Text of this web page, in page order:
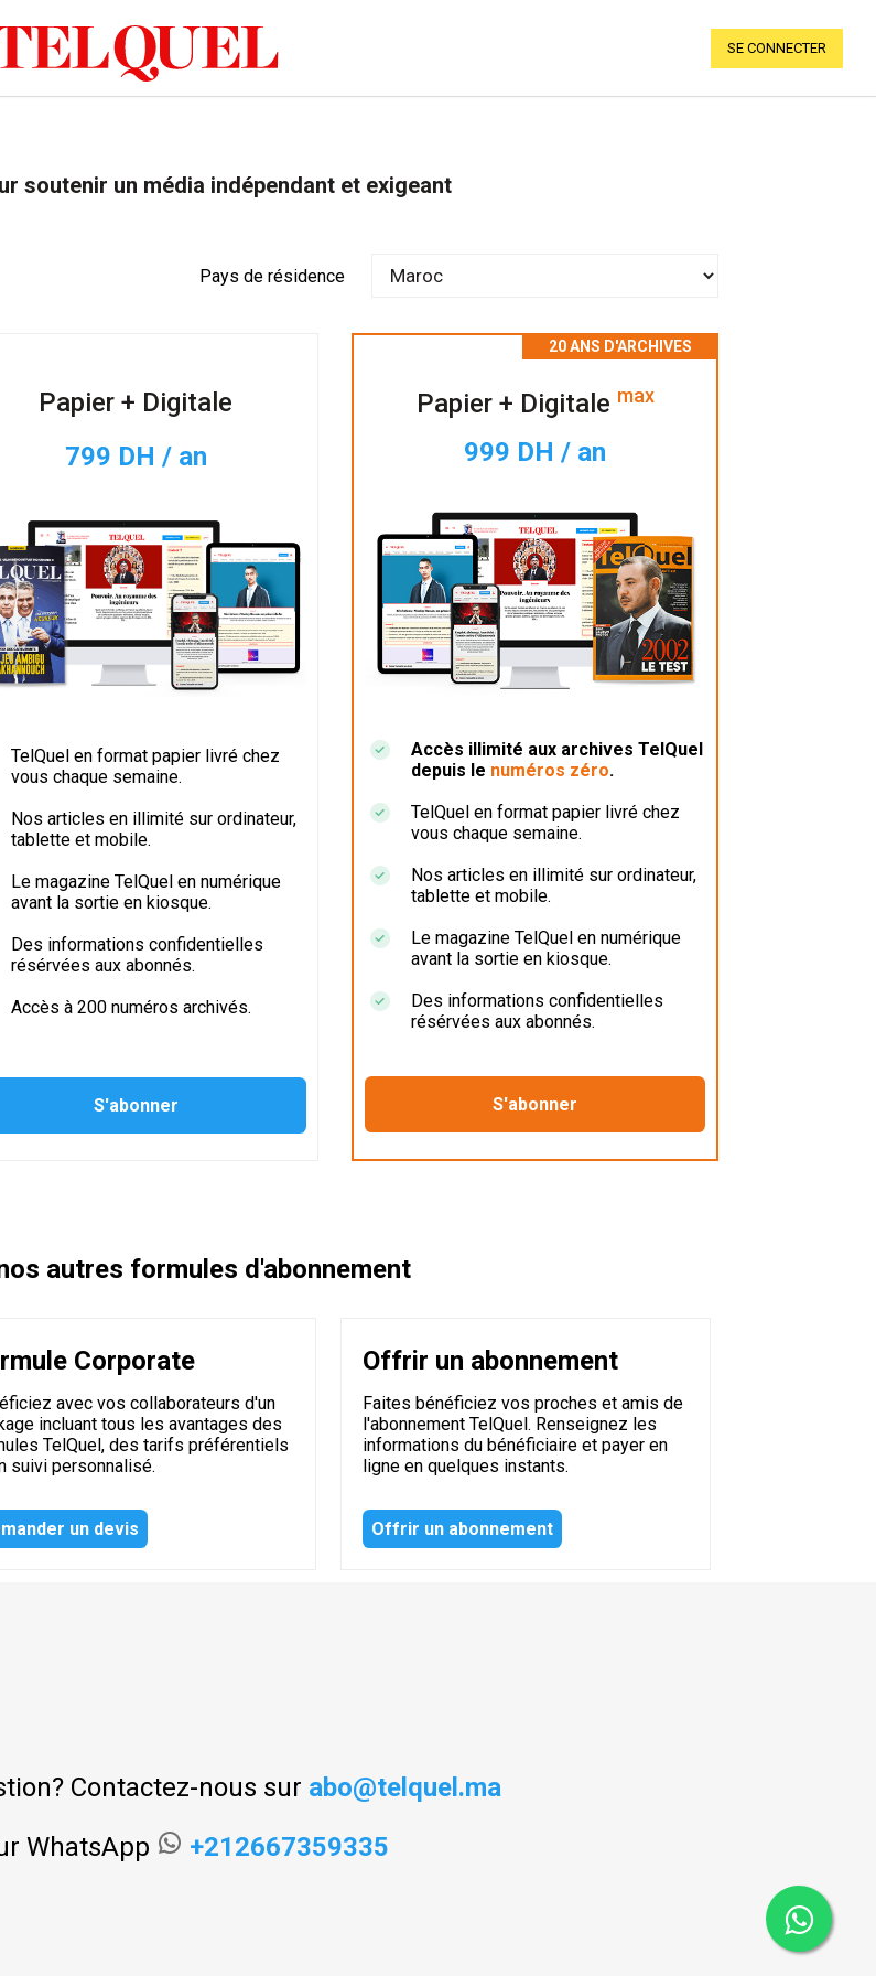
SE CONNECTER
soutenir un média indépendant et exigeant
Pays de résidence
Papier + Digitale
799 DH / an
TelQuel en format papier livré chez
vous chaque semaine.
Nos articles en illimité sur ordinateur,
tablette et mobile.
Le magazine TelQuel en numérique
avant la sortie en kiosque.
Des informations confidentielles
résérvées aux abonnés.
Accès à 200 numéros archivés.
Papier + Digitale max
999 DH / an
Accès illimité aux archives TelQuel
depuis le numéros zéro.
TelQuel en format papier livré chez
vous chaque semaine.
Nos articles en illimité sur ordinateur,
tablette et mobile.
Le magazine TelQuel en numérique
avant la sortie en kiosque.
Des informations confidentielles
résérvées aux abonnés.
autres formules d'abonnement
Corporate
avec vos collaborateurs d'un
incluant tous les avantages des
TelQuel, des tarifs préférentiels
suivi personnalisé.
un devis
Offrir un abonnement
Faites bénéficiez vos proches et amis de
l'abonnement TelQuel. Renseignez les
informations du bénéficiaire et payer en
ligne en quelques instants.
Offrir un abonnement
Contactez-nous sur abo@telquel.ma
WhatsApp
+212667359335